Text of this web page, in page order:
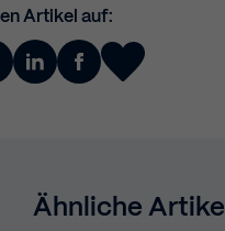
Artikel auf:
Ähnliche Artikel